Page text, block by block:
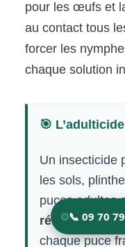
pour les œufs et
au contact tous
forcer les
chaque solution
🎯
Un insecticide
les sols,
puces adultes
rémanence
chaque puce